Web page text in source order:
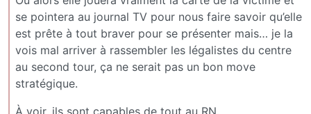
se pointera au journal TV pour nous faire savoir qu’elle
est prête à tout braver pour se présenter mais… je la
vois mal arriver à rassembler les légalistes du centre
au second tour, ça ne serait pas un bon move
stratégique.